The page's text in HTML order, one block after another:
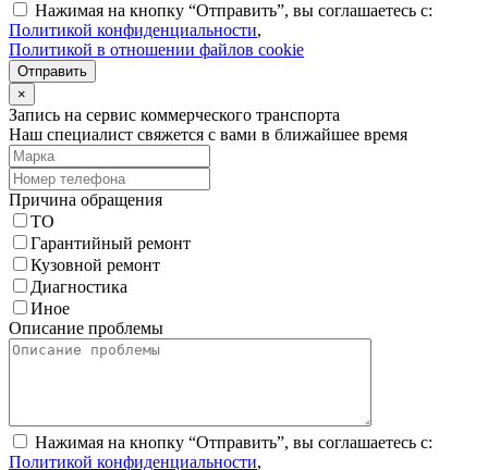
Нажимая на кнопку “Отправить”, вы соглашаетесь с:
Политикой конфиденциальности,
Политикой в отношении файлов cookie
Отправить
×
Запись на сервис коммерческого транспорта
Наш специалист свяжется с вами в ближайшее время
Причина обращения
ТО
Гарантийный ремонт
Кузовной ремонт
Диагностика
Иное
Описание проблемы
Нажимая на кнопку “Отправить”, вы соглашаетесь с:
Политикой конфиденциальности,